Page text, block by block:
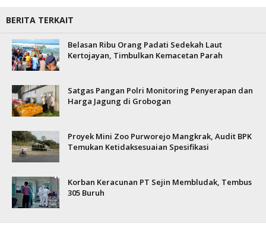
BERITA TERKAIT
Belasan Ribu Orang Padati Sedekah Laut
Kertojayan, Timbulkan Kemacetan Parah
Satgas Pangan Polri Monitoring Penyerapan dan
Harga Jagung di Grobogan
Proyek Mini Zoo Purworejo Mangkrak, Audit BPK
Temukan Ketidaksesuaian Spesifikasi
Korban Keracunan PT Sejin Membludak, Tembus
305 Buruh